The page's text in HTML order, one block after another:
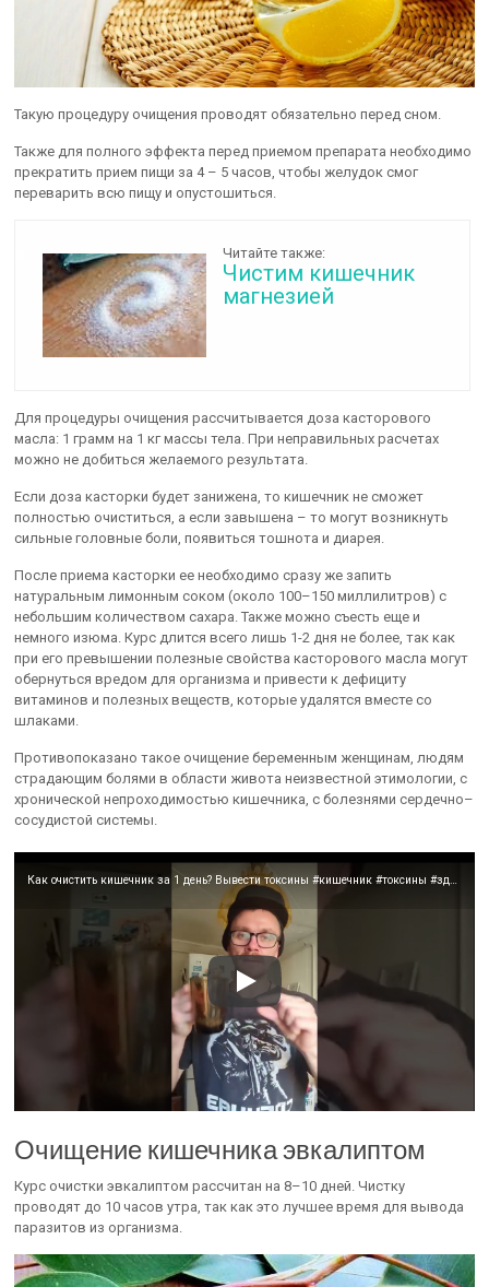
Такую процедуру очищения проводят обязательно перед сном.
Также для полного эффекта перед приемом препарата необходимо
прекратить прием пищи за 4 – 5 часов, чтобы желудок смог
переварить всю пищу и опустошиться.
Читайте также:
Чистим кишечник
магнезией
Для процедуры очищения рассчитывается доза касторового
масла: 1 грамм на 1 кг массы тела. При неправильных расчетах
можно не добиться желаемого результата.
Если доза касторки будет занижена, то кишечник не сможет
полностью очиститься, а если завышена – то могут возникнуть
сильные головные боли, появиться тошнота и диарея.
После приема касторки ее необходимо сразу же запить
натуральным лимонным соком (около 100–150 миллилитров) с
небольшим количеством сахара. Также можно съесть еще и
немного изюма. Курс длится всего лишь 1-2 дня не более, так как
при его превышении полезные свойства касторового масла могут
обернуться вредом для организма и привести к дефициту
витаминов и полезных веществ, которые удалятся вместе со
шлаками.
Противопоказано такое очищение беременным женщинам, людям
страдающим болями в области живота неизвестной этимологии, с
хронической непроходимостью кишечника, с болезнями сердечно–
сосудистой системы.
Как очистить кишечник за 1 день? Вывести токсины #кишечник #токсины #здоровье #егорзазож #зож
Очищение кишечника эвкалиптом
Курс очистки эвкалиптом рассчитан на 8–10 дней. Чистку
проводят до 10 часов утра, так как это лучшее время для вывода
паразитов из организма.